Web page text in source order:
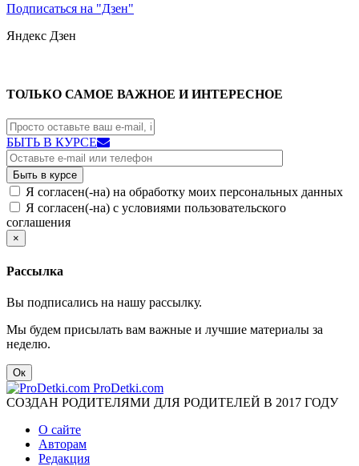
Подписаться на "Дзен"
Яндекс Дзен
ТОЛЬКО САМОЕ ВАЖНОЕ И ИНТЕРЕСНОЕ
БЫТЬ В КУРСЕ
Я согласен(-на) на обработку моих персональных данных
Я согласен(-на) с условиями пользовательского
соглашения
×
Рассылка
Вы подписались на нашу рассылку.
Мы будем присылать вам важные и лучшие материалы за
неделю.
Ок
ProDetki.com
СОЗДАН РОДИТЕЛЯМИ ДЛЯ РОДИТЕЛЕЙ В 2017 ГОДУ
О сайте
Авторам
Редакция